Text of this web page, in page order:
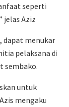
seperti
jelas Aziz
dapat menukar
pelaksana di
sembako.
untuk
mengaku